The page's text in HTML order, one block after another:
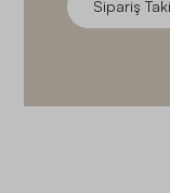
Sipariş